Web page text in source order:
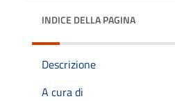
INDICE DELLA PAGINA
Descrizione
A cura di